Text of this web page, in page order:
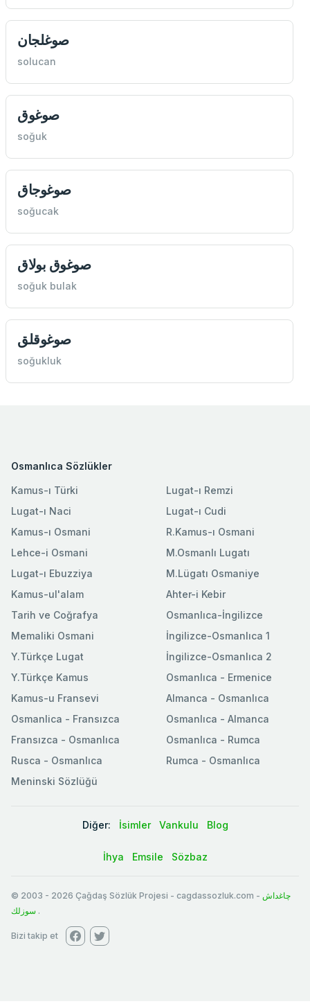
صوغلجان
solucan
صوغوق
soğuk
صوغوجاق
soğucak
صوغوق بولاق
soğuk bulak
صوغوقلق
soğukluk
Osmanlıca Sözlükler
Kamus-ı Türki
Lugat-ı Naci
Kamus-ı Osmani
Lehce-i Osmani
Lugat-ı Ebuzziya
Lugat-ı Remzi
Lugat-ı Cudi
R.Kamus-ı Osmani
M.Osmanlı Lugatı
M.Lügatı Osmaniye
Kamus-ul'alam
Tarih ve Coğrafya
Memaliki Osmani
Y.Türkçe Lugat
Y.Türkçe Kamus
Ahter-i Kebir
Osmanlıca-İngilizce
İngilizce-Osmanlıca 1
İngilizce-Osmanlıca 2
Osmanlıca - Ermenice
Kamus-u Fransevi
Osmanlica - Fransızca
Fransızca - Osmanlıca
Rusca - Osmanlıca
Meninski Sözlüğü
Almanca - Osmanlıca
Osmanlıca - Almanca
Osmanlıca - Rumca
Rumca - Osmanlıca
Diğer: İsimler Vankulu Blog
İhya Emsile Sözbaz
© 2003 - 2026 Çağdaş Sözlük Projesi - cagdassozluk.com - چاغداش
سوزلك .
Bizi takip et